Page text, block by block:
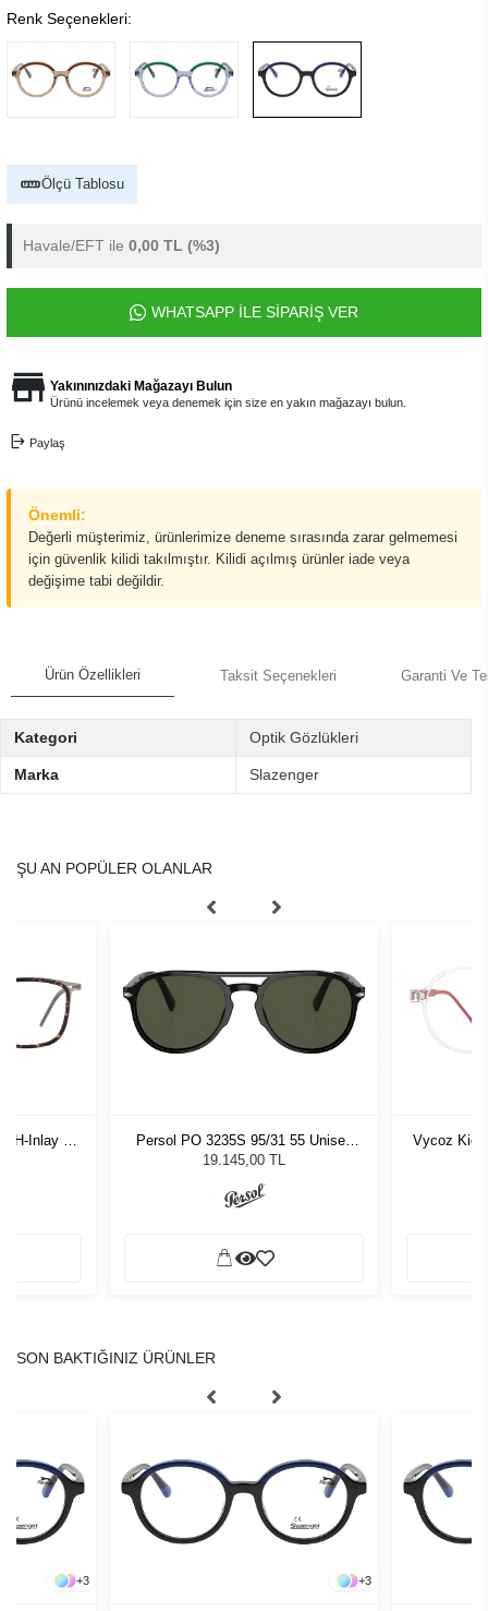
Renk Seçenekleri:
Ölçü Tablosu
Havale/EFT ile 0,00 TL (%3)
WHATSAPP İLE SİPARİŞ VER
Yakınınızdaki Mağazayı Bulun
Ürünü incelemek veya denemek için size en yakın mağazayı bulun.
Paylaş
Önemli:
Değerli müşterimiz, ürünlerimize deneme sırasında zarar gelmemesi
için güvenlik kilidi takılmıştır. Kilidi açılmış ürünler iade veya
değişime tabi değildir.
Ürün Özellikleri Taksit Seçenekleri Garanti Ve
Kategori Optik Gözlükleri
Marka Slazenger
ŞU AN POPÜLER OLANLAR
H-Inlay 53-
Persol PO 3235S 95/31 55 Unisex
Güneş Gözlüğü
19.145,00 TL
Vycoz Kids
SON BAKTIĞINIZ ÜRÜNLER
+3 +3